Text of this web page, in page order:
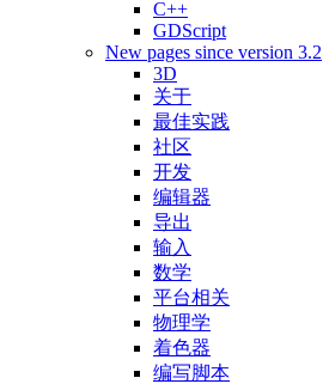
C++
GDScript
New pages since version 3.2
3D
关于
最佳实践
社区
开发
编辑器
导出
输入
数学
平台相关
物理学
着色器
编写脚本